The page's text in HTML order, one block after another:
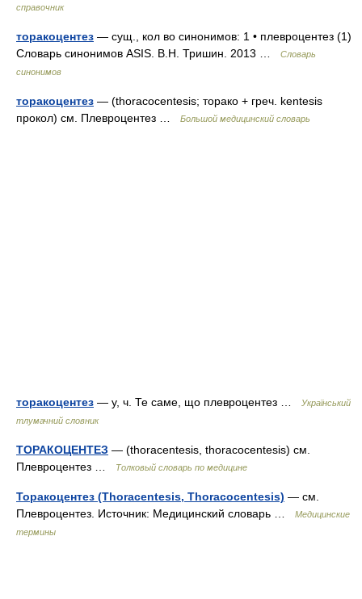
справочник
торакоцентез — сущ., кол во синонимов: 1 • плевроцентез (1)
Словарь синонимов ASIS. В.Н. Тришин. 2013 …
Словарь
синонимов
торакоцентез — (thoracocentesis; торако + греч. kentesis
прокол) см. Плевроцентез …
Большой медицинский словарь
торакоцентез — у, ч. Те саме, що плевроцентез …
Український
тлумачний словник
ТОРАКОЦЕНТЕЗ — (thoracentesis, thoracocentesis) см.
Плевроцентез …
Толковый словарь по медицине
Торакоцентез (Thoracentesis, Thoracocentesis) — см.
Плевроцентез. Источник: Медицинский словарь …
Медицинские
термины